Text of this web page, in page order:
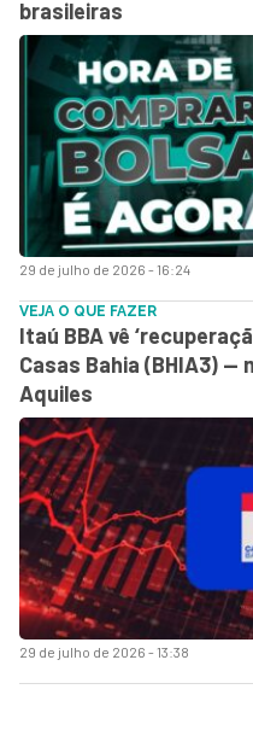
29 de julho de 2026 - 16:24
brasileiras
29 de julho de 2026 - 13:38
VEJA O QUE FAZER
Itaú BBA vê
Casas Bahia (BHIA3) —
Aquiles